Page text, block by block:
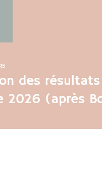
des résultats
2026 (après